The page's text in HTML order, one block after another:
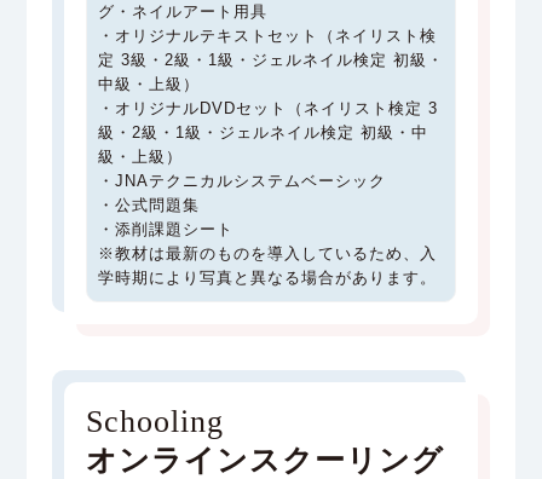
グ・ネイルアート用具
・オリジナルテキストセット（ネイリスト検
定 3級・2級・1級・ジェルネイル検定 初級・
中級・上級）
・オリジナルDVDセット（ネイリスト検定 3
級・2級・1級・ジェルネイル検定 初級・中
級・上級）
・JNAテクニカルシステムベーシック
・公式問題集
・添削課題シート
※教材は最新のものを導入しているため、入
学時期により写真と異なる場合があります。
Schooling
オンラインスクーリング